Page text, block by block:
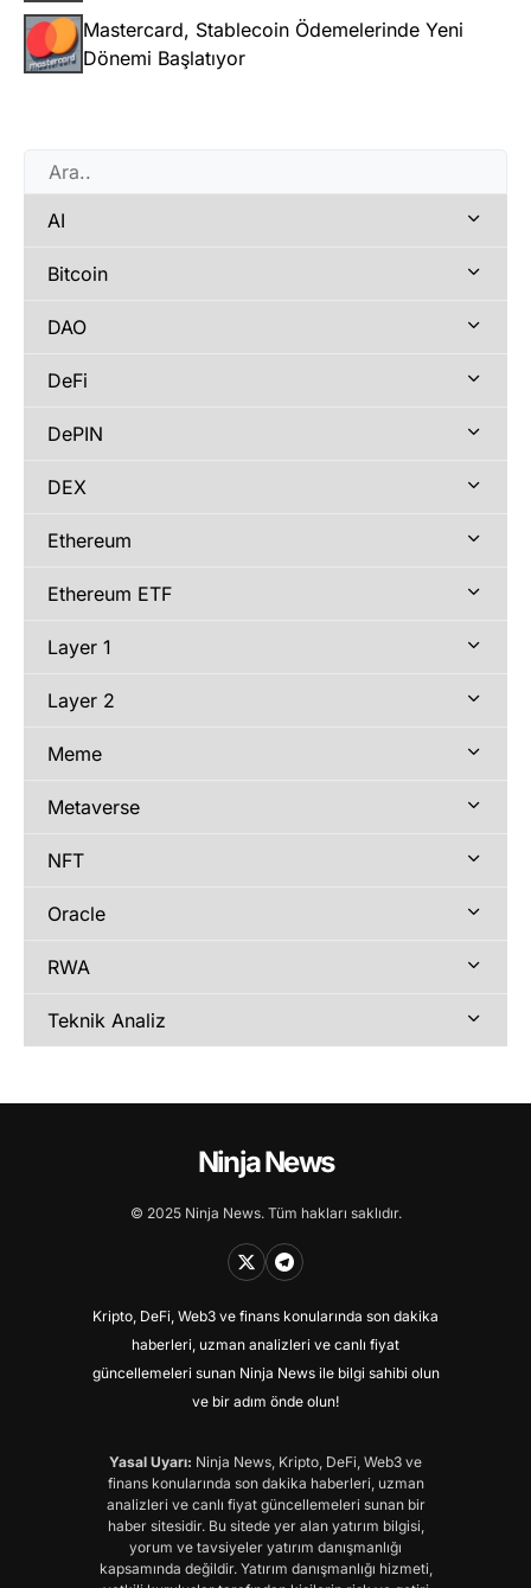
Mastercard, Stablecoin Ödemelerinde Yeni
Dönemi Başlatıyor
AI
Bitcoin
DAO
DeFi
DePIN
DEX
Ethereum
Ethereum ETF
Layer 1
Layer 2
Meme
Metaverse
NFT
Oracle
RWA
Teknik Analiz
Ninja News
© 2025 Ninja News. Tüm hakları saklıdır.
Kripto, DeFi, Web3 ve finans konularında son dakika
haberleri, uzman analizleri ve canlı fiyat
güncellemeleri sunan Ninja News ile bilgi sahibi olun
ve bir adım önde olun!
Yasal Uyarı: Ninja News, Kripto, DeFi, Web3 ve
finans konularında son dakika haberleri, uzman
analizleri ve canlı fiyat güncellemeleri sunan bir
haber sitesidir. Bu sitede yer alan yatırım bilgisi,
yorum ve tavsiyeler yatırım danışmanlığı
kapsamında değildir. Yatırım danışmanlığı hizmeti,